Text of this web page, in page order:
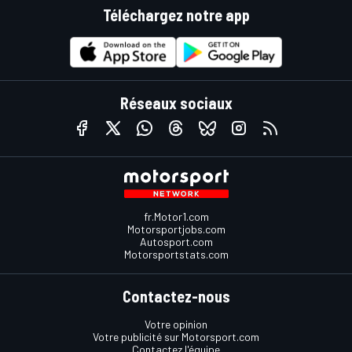
Téléchargez notre app
Réseaux sociaux
fr.Motor1.com
Motorsportjobs.com
Autosport.com
Motorsportstats.com
Contactez-nous
Votre opinion
Votre publicité sur Motorsport.com